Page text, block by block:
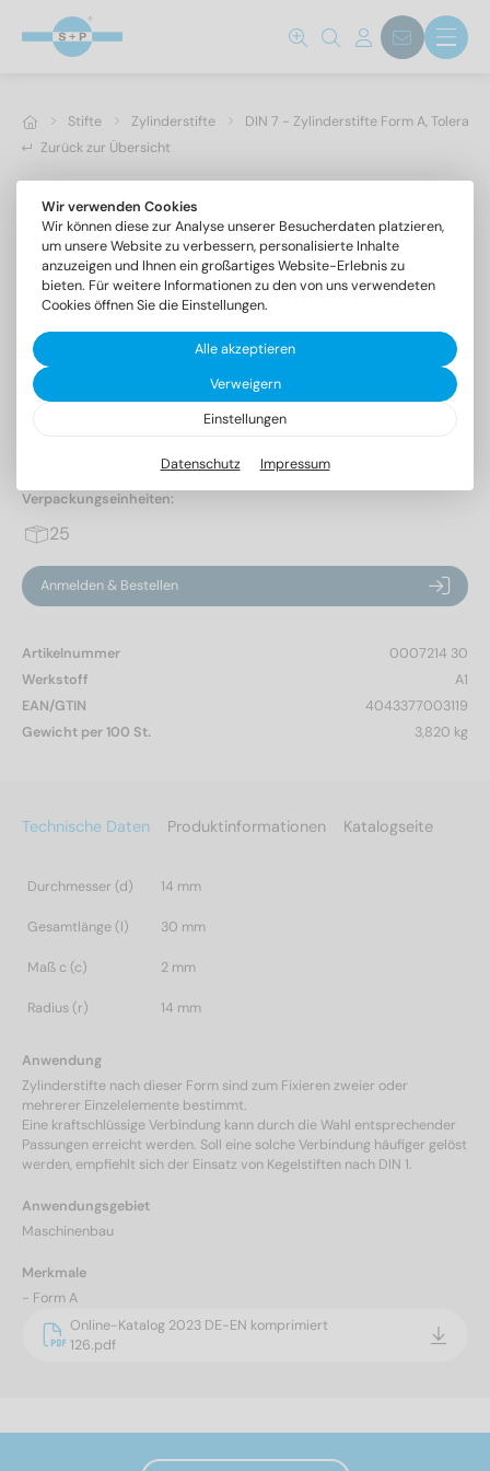
Stifte Zylinderstifte
DIN 7 - Zylinderstifte Form A,
Zurück zur Übersicht
DIN 7 1.4305 14m6X30
Zylinderstifte Form A, Toleranzfeld m6
Verpackungseinheiten:
25
Anmelden & Bestellen
Artikelnummer
0007214 30
Werkstoff
A1
EAN/GTIN
4043377003119
Gewicht per 100 St.
3,820 kg
Technische Daten Produktinformationen Katalogseite
Durchmesser (d) 14 mm
Gesamtlänge (l) 30 mm
Maß c (c) 2 mm
Radius (r) 14 mm
Anwendung
Zylinderstifte nach dieser Form sind zum Fixieren zweier oder
mehrerer Einzelelemente bestimmt.
Eine kraftschlüssige Verbindung kann durch die Wahl entsprechender
Passungen erreicht werden. Soll eine solche Verbindung häufiger gelöst
werden, empfiehlt sich der Einsatz von Kegelstiften nach DIN 1.
Anwendungsgebiet
Maschinenbau
Merkmale
- Form A
Online-Katalog 2023 DE-EN komprimiert
126.pdf
Wir verwenden Cookies
Wir können diese zur Analyse unserer Besucherdaten platzieren,
um unsere Website zu verbessern, personalisierte Inhalte
anzuzeigen und Ihnen ein großartiges Website-Erlebnis zu
bieten. Für weitere Informationen zu den von uns verwendeten
Cookies öffnen Sie die Einstellungen.
Alle akzeptieren
Verweigern
Einstellungen
Datenschutz Impressum